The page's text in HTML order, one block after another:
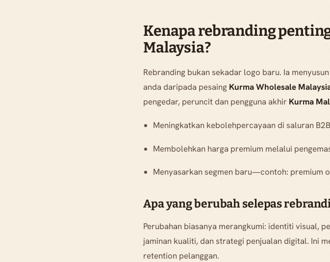
Kenapa rebranding
Malaysia?
Rebranding bukan sekadar logo baru. Ia
anda daripada pesaing Kurma Wholesale
pengedar, peruncit dan pengguna akhir Kurma
Meningkatkan kebolehpercayaan di saluran
Membolehkan harga premium melalui
Menyasarkan segmen baru—contoh: premium
Apa yang berubah selepas
Perubahan biasanya merangkumi: identiti visual,
jaminan kualiti, dan strategi penjualan digital. Ini
retention pelanggan.